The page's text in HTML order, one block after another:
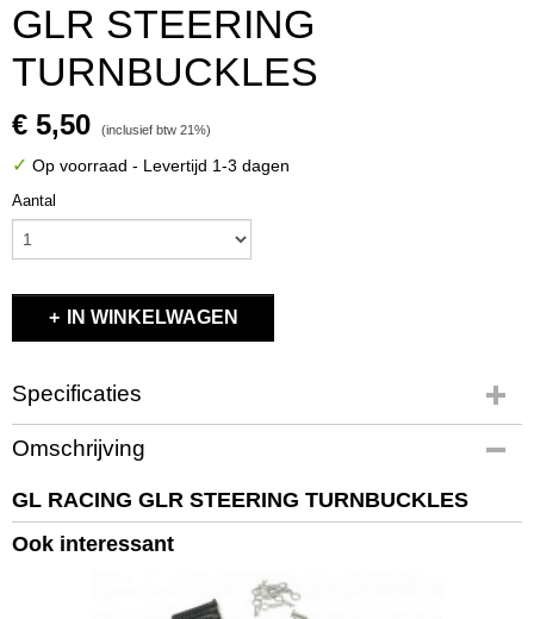
GLR STEERING
TURNBUCKLES
€ 5,50 (inclusief btw 21%)
✓ Op voorraad - Levertijd 1-3 dagen
Aantal
IN WINKELWAGEN
Specificaties
Productcode
GLR-S017
EAN code
Productcode leverancier
Omschrijving
GL RACING GLR STEERING TURNBUCKLES
Ook interessant